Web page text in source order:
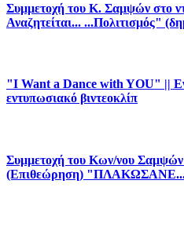
Συμμετοχή του Κ. Σαμψών στο
Αναζητείται... ...Πολιτισμός"
"I Want a Dance with YOU" ||
εντυπωσιακό βιντεοκλίπ
Συμμετοχή του Κων/νου
(Επιθεώρηση)